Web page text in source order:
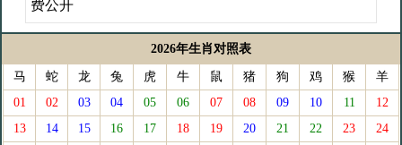
费公开
2026年生肖对照表
马 蛇 龙 兔 虎 牛 鼠 猪 狗 鸡 猴
羊
01
02 03 04 05 06 07 08 09 10 11
12
13
14 15 16 17 18 19 20 21 22 23
24